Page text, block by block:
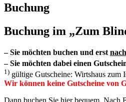
Buchung
Buchung im „Zum
– Sie möchten buchen und erst nach
– Sie möchten dabei einen
1) gültige Gutscheine: Wirtshaus
Wir können keine Gutscheine von